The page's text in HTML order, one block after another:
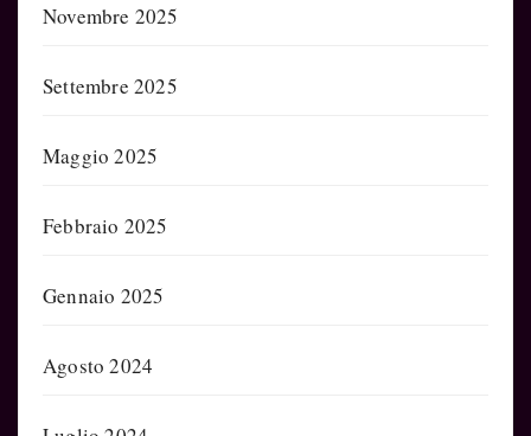
Novembre 2025
Settembre 2025
Maggio 2025
Febbraio 2025
Gennaio 2025
Agosto 2024